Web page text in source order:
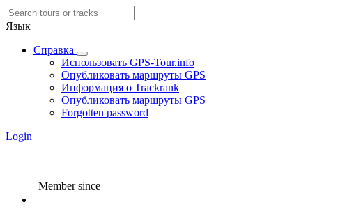
Язык
Справка
Использовать GPS-Tour.info
Опубликовать маршруты GPS
Информация о Trackrank
Опубликовать маршруты GPS
Forgotten password
Login
Member since